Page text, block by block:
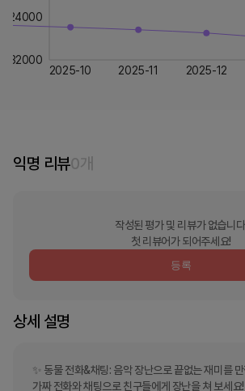
2025-10 2025-11 2025-12
24000
32000
익명 리뷰0개
작성된 평가 및 리뷰가 없습니
첫 리뷰어가 되어주세요!
등록
상세 설명
✨ 동물 전화&채팅: 음악 장난으로 끝없는 재미를
가짜 전화와 채팅으로 친구들에게 장난을 쳐 보세